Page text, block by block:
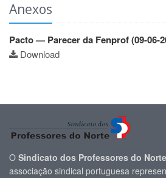
Anexos
Pacto — Parecer da Fenprof (09-06-
Download
O Sindicato dos Professores do Norte
associação sindical portuguesa